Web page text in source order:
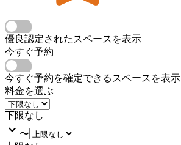
優良認定されたスペースを表示
今すぐ予約
今すぐ予約を確定できるスペースを表示
料金を選ぶ
下限なし
〜